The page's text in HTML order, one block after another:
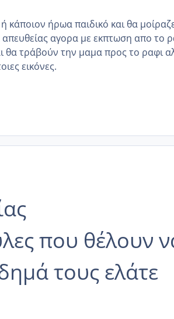
ήρωα παιδικό και θα
απευθείας αγορα με εκπτωση απο το
θα τρα΄βούν την μαμα προς το ραφι
εικόνες.
που θέλουν
τους ελάτε